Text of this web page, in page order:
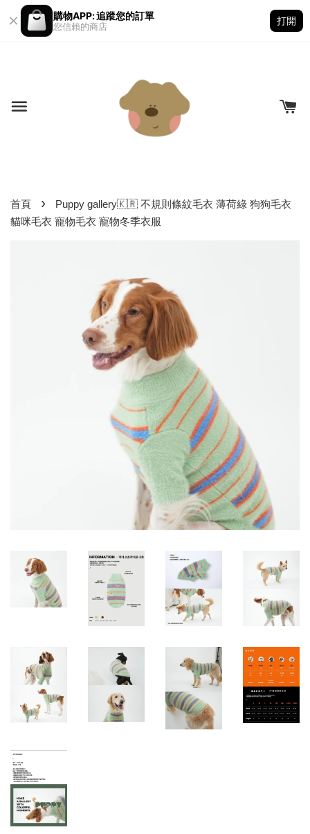
購物APP: 追蹤您的訂單
您信賴的商店
打開
首頁 ›
Puppy gallery🇰🇷 不規則條紋毛衣 薄荷綠 狗狗毛衣
貓咪毛衣 寵物毛衣 寵物冬季衣服